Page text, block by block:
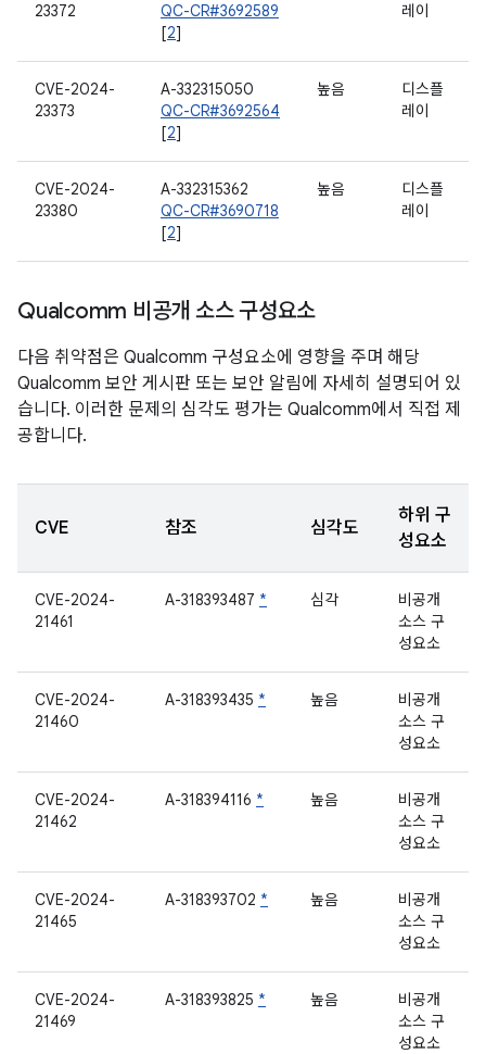
23372
QC-CR#3692589
[2]
레이
CVE-2024-
23373
A-332315050
QC-CR#3692564
[2]
높음
디스플
레이
CVE-2024-
23380
A-332315362
QC-CR#3690718
[2]
높음
디스플
레이
Qualcomm 비공개 소스 구성요소
다음 취약점은 Qualcomm 구성요소에 영향을 주며 해당
Qualcomm 보안 게시판 또는 보안 알림에 자세히 설명되어 있
습니다. 이러한 문제의 심각도 평가는 Qualcomm에서 직접 제
공합니다.
CVE 참조 심각도
하위 구
성요소
CVE-2024-
21461
A-318393487 * 심각
비공개
소스 구
성요소
CVE-2024-
21460
A-318393435 * 높음
비공개
소스 구
성요소
CVE-2024-
21462
A-318394116 * 높음
비공개
소스 구
성요소
CVE-2024-
21465
A-318393702 * 높음
비공개
소스 구
성요소
CVE-2024-
21469
A-318393825 * 높음
비공개
소스 구
성요소